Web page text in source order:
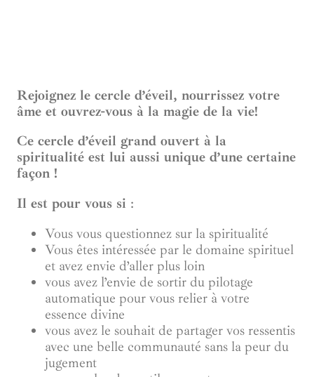
Rejoignez le cercle d’éveil, nourrissez votre
âme et ouvrez-vous à la magie de la vie!
Ce cercle d’éveil grand ouvert à la
spiritualité est lui aussi unique d’une certaine
façon !
Il est pour vous si :
Vous vous questionnez sur la spiritualité
Vous êtes intéressée par le domaine spirituel
et avez envie d’aller plus loin
vous avez l’envie de sortir du pilotage
automatique pour vous relier à votre
essence divine
vous avez le souhait de partager vos ressentis
avec une belle communauté sans la peur du
jugement